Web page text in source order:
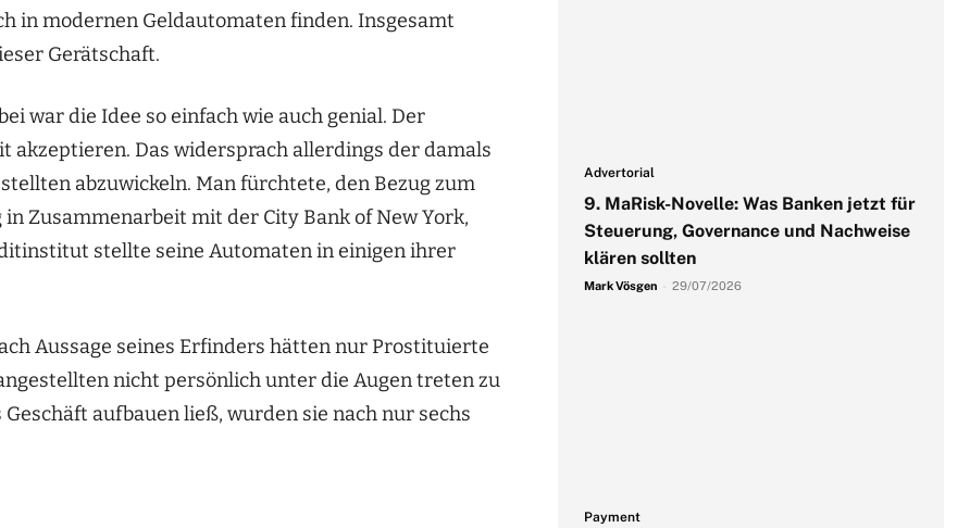
in modernen Geldautomaten finden. Insgesamt
Gerätschaft.
war die Idee so einfach wie auch genial. Der
akzeptieren. Das widersprach allerdings der damals
abzuwickeln. Man fürchtete, den Bezug zum
Zusammenarbeit mit der City Bank of New York,
stellte seine Automaten in einigen ihrer
Aussage seines Erfinders hätten nur Prostituierte
nicht persönlich unter die Augen treten zu
aufbauen ließ, wurden sie nach nur sechs
Advertorial
9. MaRisk-Novelle: Was Banken jetzt für
Steuerung, Governance und Nachweise
klären sollten
Mark Vösgen 29/07/2026
Payment